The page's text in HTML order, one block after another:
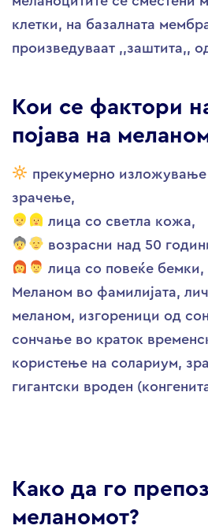
клетки, на базалната
произведуваат ,,заштита,,
Кои се фактори
појава на
прекумерно изложување
зрачење,
лица со светла кожа,
возрасни над 50
лица со повеќе бемки,
Меланом во фамилијата,
меланом, изгореници од
сончање во краток
користење на солариум,
гигантски вроден
Како да го
меланомот?